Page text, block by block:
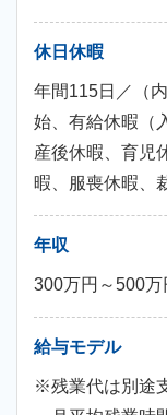
休日休暇
年間115日／（
始、有給休暇（
産後休暇、育児
暇、服喪休暇、
年収
300万円～500万
給与モデル
※残業代は別途